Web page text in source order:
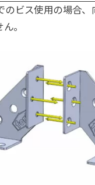
ビス使用の場合、
。